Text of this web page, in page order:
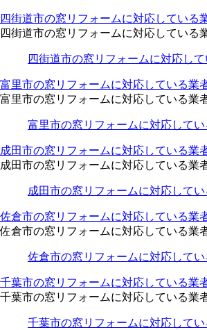
四街道市の窓リフォームに対応している
四街道市の窓リフォームに対応している
四街道市の窓リフォームに対応し
富里市の窓リフォームに対応している業
富里市の窓リフォームに対応している業
富里市の窓リフォームに対応して
成田市の窓リフォームに対応している業
成田市の窓リフォームに対応している業
成田市の窓リフォームに対応して
佐倉市の窓リフォームに対応している業
佐倉市の窓リフォームに対応している業
佐倉市の窓リフォームに対応して
千葉市の窓リフォームに対応している業
千葉市の窓リフォームに対応している業
千葉市の窓リフォームに対応して